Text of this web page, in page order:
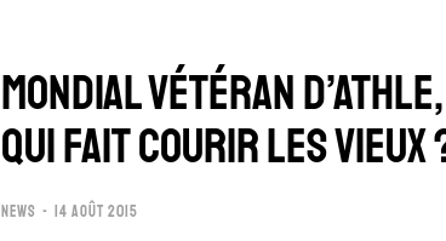
MONDIAL VÉTÉRAN
QUI FAIT COURIR LES VIEUX
NEWS 14 AOÛT 2015